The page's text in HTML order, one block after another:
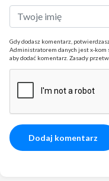
Gdy dodasz komentarz,
Administratorem danych jest x-kom
aby dodać komentarz. Zasady